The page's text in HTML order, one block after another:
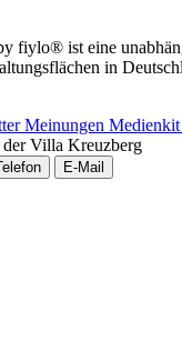
fiylo® ist eine
in
Meinungen Medienkit
der Villa Kreuzberg
E-Mail